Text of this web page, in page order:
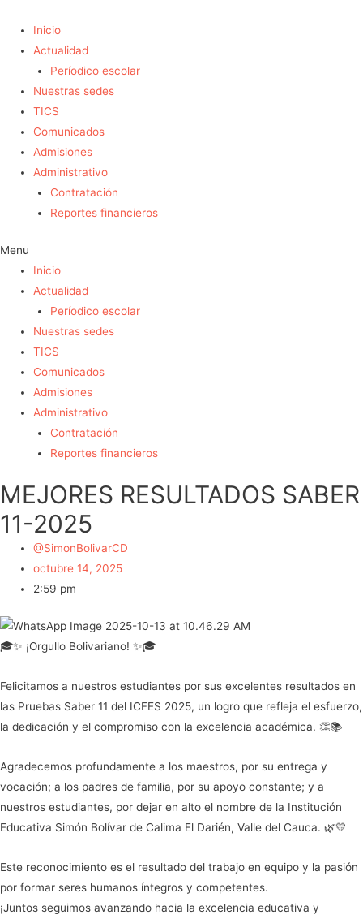
Inicio
Actualidad
Períodico escolar
Nuestras sedes
TICS
Comunicados
Admisiones
Administrativo
Contratación
Reportes financieros
Menu
Inicio
Actualidad
Períodico escolar
Nuestras sedes
TICS
Comunicados
Admisiones
Administrativo
Contratación
Reportes financieros
MEJORES RESULTADOS SABER
11-2025
@SimonBolivarCD
octubre 14, 2025
2:59 pm
🎓✨ ¡Orgullo Bolivariano! ✨🎓
Felicitamos a nuestros estudiantes por sus excelentes resultados en
las Pruebas Saber 11 del ICFES 2025, un logro que refleja el esfuerzo,
la dedicación y el compromiso con la excelencia académica. 👏📚
Agradecemos profundamente a los maestros, por su entrega y
vocación; a los padres de familia, por su apoyo constante; y a
nuestros estudiantes, por dejar en alto el nombre de la Institución
Educativa Simón Bolívar de Calima El Darién, Valle del Cauca. 🌿💛
Este reconocimiento es el resultado del trabajo en equipo y la pasión
por formar seres humanos íntegros y competentes.
¡Juntos seguimos avanzando hacia la excelencia educativa y